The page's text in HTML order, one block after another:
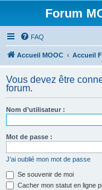
Forum
FAQ
Accueil MOOC Accueil
Vous devez être
forum.
Nom d’utilisateur :
Mot de passe :
J’ai oublié mon mot de passe
Se souvenir de moi
Cacher mon statut en ligne